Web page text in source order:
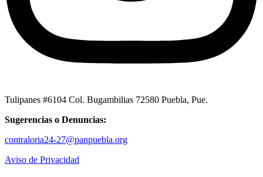
Tulipanes #6104 Col. Bugambilias 72580 Puebla, Pue.
Sugerencias o Denuncias:
contraloria24-27@panpuebla.org
Aviso de Privacidad